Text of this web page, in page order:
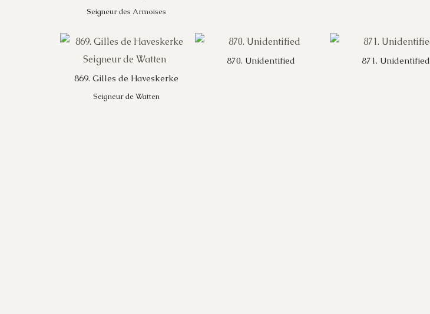
Seigneur des Armoises
869. Gilles de Haveskerke
Seigneur de Watten
870. Unidentified 871. Unidentified